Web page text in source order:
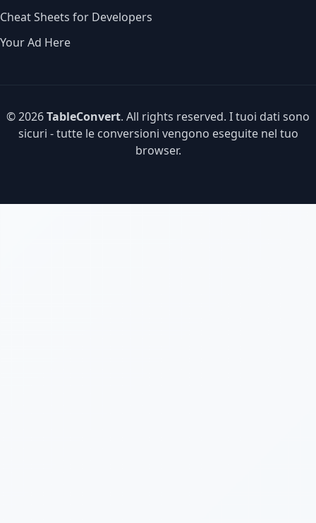
Cheat Sheets for Developers
Your Ad Here
© 2026TableConvert. All rights reserved. I tuoi dati sono
sicuri - tutte le conversioni vengono eseguite nel tuo
browser.